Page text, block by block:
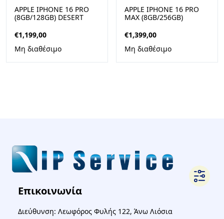
APPLE IPHONE 16 PRO
(8GB/128GB) DESERT
€1,199,00
Μη διαθέσιμο
APPLE IPHONE 16 PRO
MAX (8GB/256GB)
€1,399,00
Μη διαθέσιμο
Επικοινωνία
Διεύθυνση: Λεωφόρος Φυλής 122, Άνω Λιόσια